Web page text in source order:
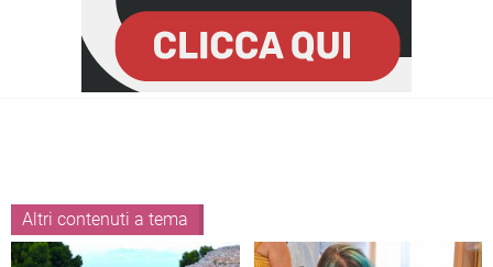
Altri contenuti a tema